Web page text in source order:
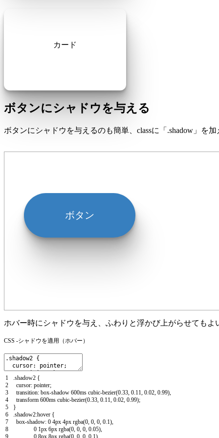
カード
ボタンにシャドウを与える
ボタンにシャドウを与えるのも簡単、classに「.shadow」を加
ボタン
ホバー時にシャドウを与え、ふわりと浮かび上がらせてもよ
CSS -シャドウを適用（ホバー）
1
2
3
4
5
6
7
8
9
.shadow2 {
cursor: pointer;
transition: box-shadow 600ms cubic-bezier(0.33, 0.11, 0.02, 0.99),
transform 600ms cubic-bezier(0.33, 0.11, 0.02, 0.99);
}
.shadow2:hover {
box-shadow: 0 4px 4px rgba(0, 0, 0, 0.1),
0 1px 6px rgba(0, 0, 0, 0.05),
0 8px 8px rgba(0, 0, 0, 0.1),